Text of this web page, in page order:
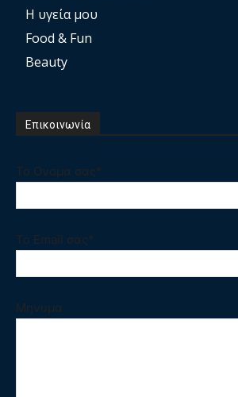
Η υγεία μου
Food & Fun
Beauty
Επικοινωνία
Το Ονομα σας*
Το Email σας*
Μηνυμα